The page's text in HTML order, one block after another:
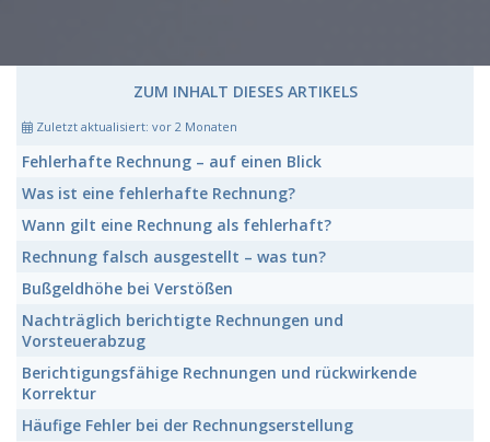
ZUM INHALT DIESES ARTIKELS
Zuletzt aktualisiert: vor 2 Monaten
Fehlerhafte Rechnung – auf einen Blick
Was ist eine fehlerhafte Rechnung?
Wann gilt eine Rechnung als fehlerhaft?
Rechnung falsch ausgestellt – was tun?
Bußgeldhöhe bei Verstößen
Nachträglich berichtigte Rechnungen und
Vorsteuerabzug
Berichtigungsfähige Rechnungen und rückwirkende
Korrektur
Häufige Fehler bei der Rechnungserstellung